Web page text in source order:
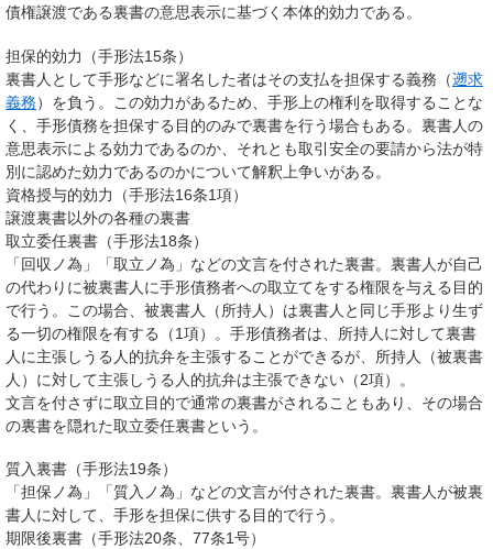
債権譲渡である裏書の意思表示に基づく本体的効力である。
担保的効力（手形法15条）
裏書人として手形などに署名した者はその支払を担保する義務（遡求
義務）を負う。この効力があるため、手形上の権利を取得することな
く、手形債務を担保する目的のみで裏書を行う場合もある。裏書人の
意思表示による効力であるのか、それとも取引安全の要請から法が特
別に認めた効力であるのかについて解釈上争いがある。
資格授与的効力（手形法16条1項）
譲渡裏書以外の各種の裏書
取立委任裏書（手形法18条）
「回収ノ為」「取立ノ為」などの文言を付された裏書。裏書人が自己
の代わりに被裏書人に手形債務者への取立てをする権限を与える目的
で行う。この場合、被裏書人（所持人）は裏書人と同じ手形より生ず
る一切の権限を有する（1項）。手形債務者は、所持人に対して裏書
人に主張しうる人的抗弁を主張することができるが、所持人（被裏書
人）に対して主張しうる人的抗弁は主張できない（2項）。
文言を付さずに取立目的で通常の裏書がされることもあり、その場合
の裏書を隠れた取立委任裏書という。
質入裏書（手形法19条）
「担保ノ為」「質入ノ為」などの文言が付された裏書。裏書人が被裏
書人に対して、手形を担保に供する目的で行う。
期限後裏書（手形法20条、77条1号）